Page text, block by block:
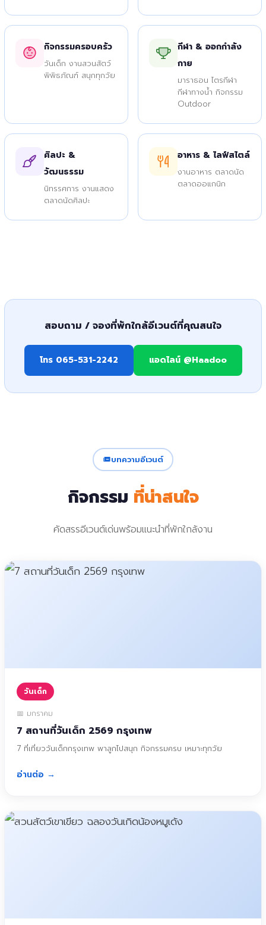
กิจกรรมครอบครัว
วันเด็ก งานสวนสัตว์
พิพิธภัณฑ์ สนุกทุกวัย
กีฬา & ออกกำลัง
กาย
มาราธอน ไตรกีฬา
กีฬาทางน้ำ กิจกรรม
Outdoor
ศิลปะ &
วัฒนธรรม
นิทรรศการ งานแสดง
ตลาดนัดศิลปะ
อาหาร & ไลฟ์สไตล์
งานอาหาร ตลาดนัด
ตลาดออแกนิก
สอบถาม / จองที่พักใกล้อีเวนต์ที่คุณสนใจ
โทร 065-531-2242 แอดไลน์ @Haadoo
บทความอีเวนต์
กิจกรรม ที่น่าสนใจ
คัดสรรอีเวนต์เด่นพร้อมแนะนำที่พักใกล้งาน
วันเด็ก
📅 มกราคม
7 สถานที่วันเด็ก 2569 กรุงเทพ
7 ที่เที่ยววันเด็กกรุงเทพ พาลูกไปสนุก กิจกรรมครบ เหมาะทุกวัย
อ่านต่อ →